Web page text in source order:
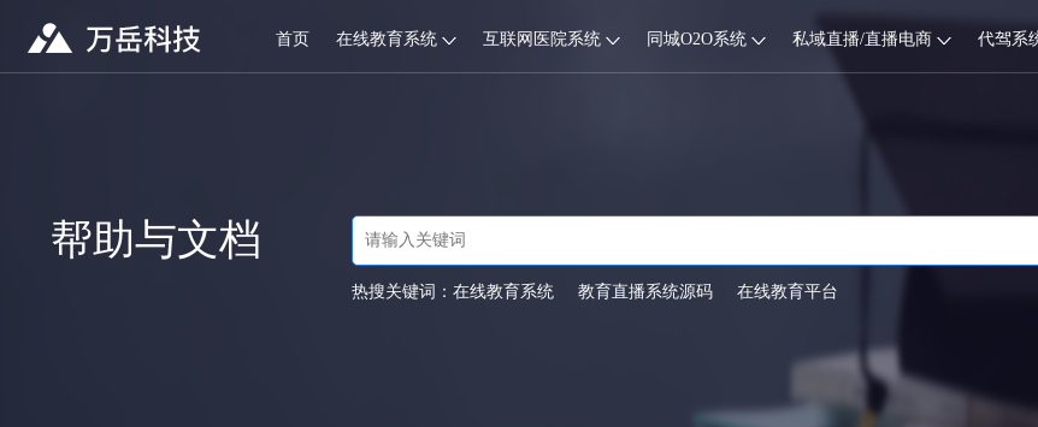
首页 在线教育系统 互联网医院系统 同城O2O系统 私域直播/直播电商 代驾系
帮助与文档
热搜关键词： 在线教育系统 教育直播系统源码 在线教育平台